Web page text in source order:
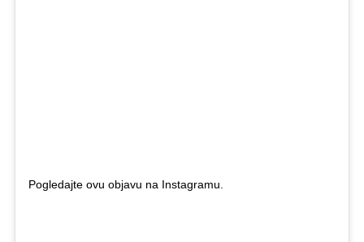
Pogledajte ovu objavu na Instagramu.